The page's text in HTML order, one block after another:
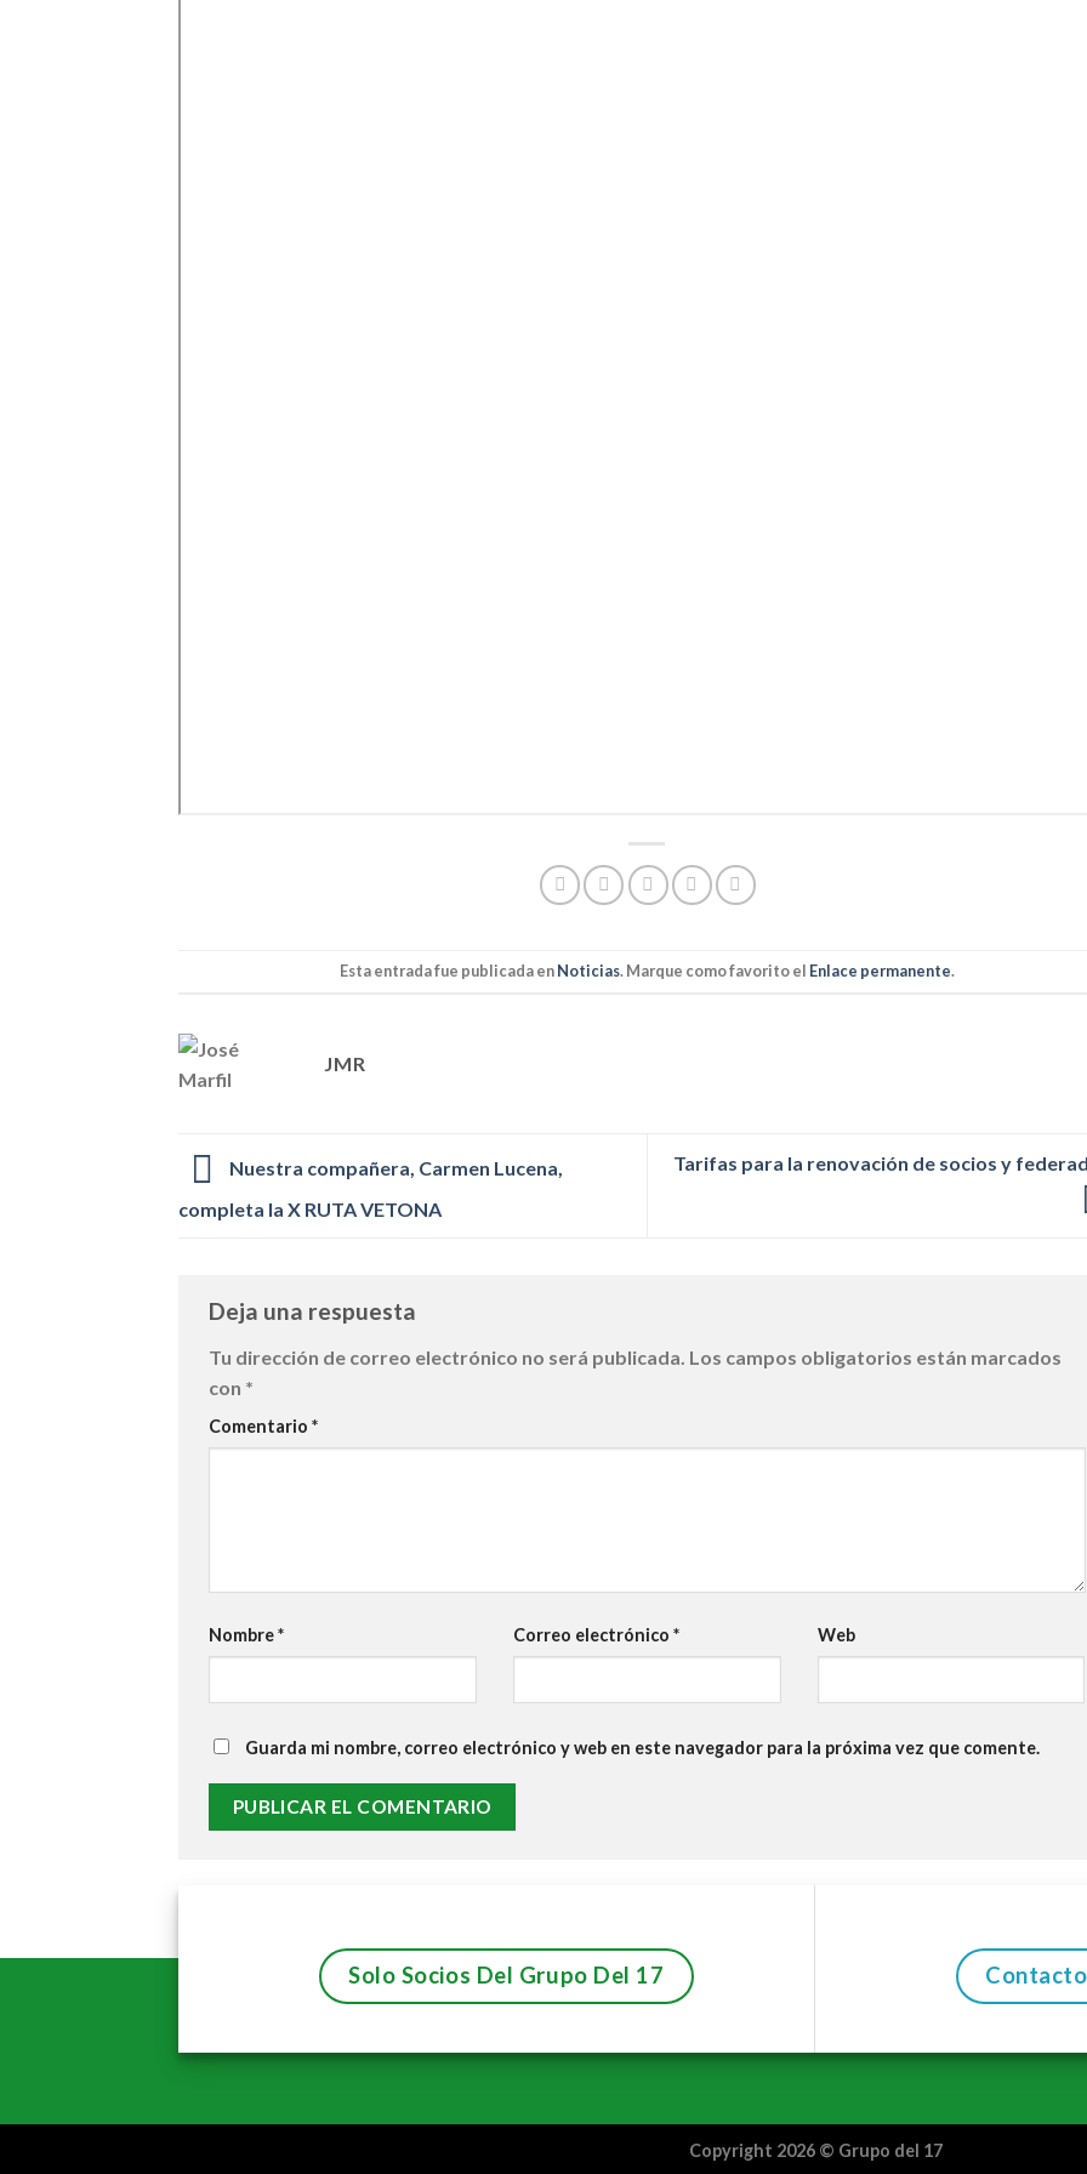
Esta entrada fue publicada enNoticias. Marque como favorito el Enlace permanente.
JMR
Nuestra compañera, Carmen Lucena,
completa la X RUTA VETONA
Tarifas para la renovación de socios y
Deja una respuesta
Tu dirección de correo electrónico no será publicada. Los campos obligatorios están marcados
con *
Comentario *
Nombre* Correo electrónico * Web
Guarda mi nombre, correo electrónico y web en este navegador para la próxima vez que comente.
Solo Socios Del Grupo Del 17 Contacto
Copyright 2026 © Grupo del 17